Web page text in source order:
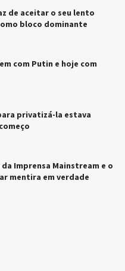
de aceitar o seu lento
bloco dominante
com Putin e hoje com
privatizá-la estava
Imprensa Mainstream e o
mentira em verdade